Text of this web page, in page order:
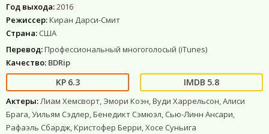
Год выхода:2016
Режиссер:Киран Дарси-Смит
Страна: США
Перевод:Профессиональный многоголосый (iTunes)
Качество: BDRip
6.3 5.8
Актеры:Лиам Хемсворт, Эмори Коэн, Вуди Харрельсон, Алиси
Брага, Уильям Сэдлер, Бенедикт Сэмюэл, Сью-Линн Ансари,
Рафаэль Сбардж, Кристофер Берри, Хосе Суньига